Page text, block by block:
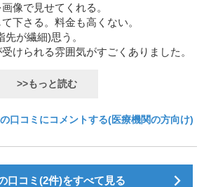
像で見せてくれる。
下さる。料金も高くない。
が繊細)思う。
けられる雰囲気がすごくありました。
>>もっと読む
口コミにコメントする(医療機関の方向け)
口コミ(2件)をすべて見る